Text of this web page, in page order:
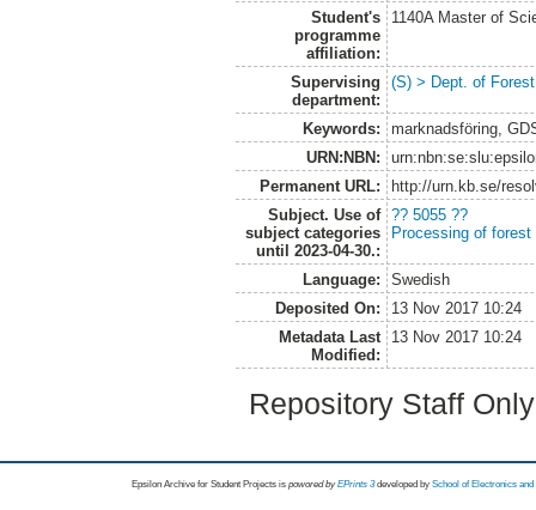
Student's
programme
affiliation:
1140A Master of
Supervising
department:
(S) > Dept. of
Keywords:
marknadsföring,
URN:NBN:
Permanent URL:
http://urn.kb.se/
Subject. Use of
subject categories
until 2023-04-30.:
?? 5055 ??
Processing of forest
Language:
Swedish
Deposited On:
13 Nov 2017 10:24
Metadata Last
Modified:
13 Nov 2017 10:24
Repository Staff
Epsilon Archive for Student Projects is powored byEPrints 3 developed by School of Electronics